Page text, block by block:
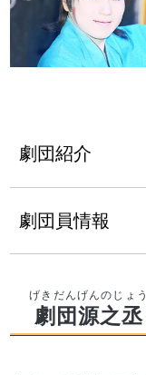
劇団紹介
劇団員情報
劇団源之丞